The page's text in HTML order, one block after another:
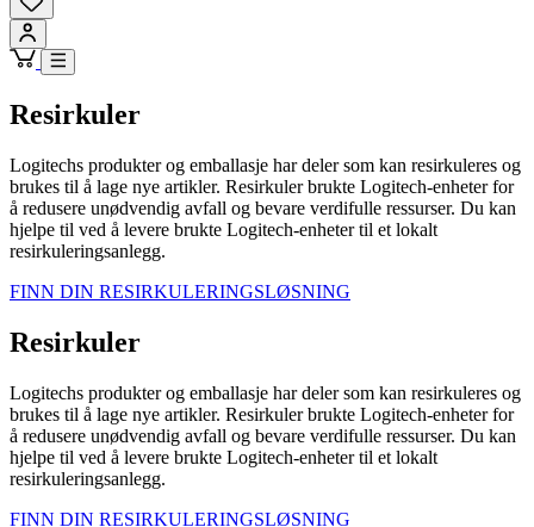
Resirkuler
Logitechs produkter og emballasje har deler som kan resirkuleres og
brukes til å lage nye artikler. Resirkuler brukte Logitech-enheter for
å redusere unødvendig avfall og bevare verdifulle ressurser. Du kan
hjelpe til ved å levere brukte Logitech-enheter til et lokalt
resirkuleringsanlegg.
FINN DIN RESIRKULERINGSLØSNING
Resirkuler
Logitechs produkter og emballasje har deler som kan resirkuleres og
brukes til å lage nye artikler. Resirkuler brukte Logitech-enheter for
å redusere unødvendig avfall og bevare verdifulle ressurser. Du kan
hjelpe til ved å levere brukte Logitech-enheter til et lokalt
resirkuleringsanlegg.
FINN DIN RESIRKULERINGSLØSNING